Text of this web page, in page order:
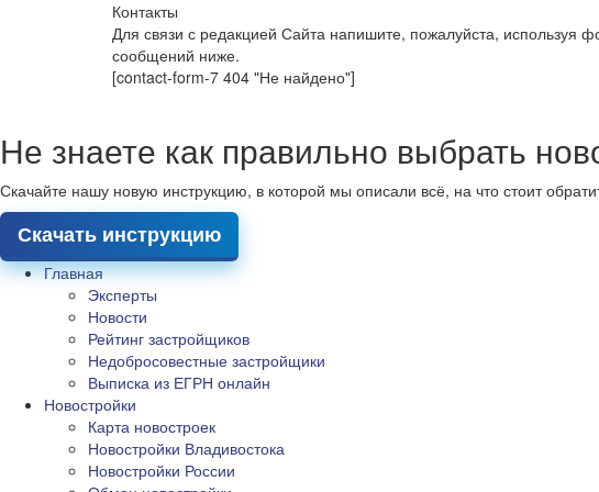
Контакты
Для связи с редакцией Сайта напишите, пожалуйста, используя
сообщений ниже.
[contact-form-7 404 "Не найдено"]
Не знаете как правильно выбрать
Скачайте нашу новую инструкцию, в которой мы описали всё, на что стоит
Скачать инструкцию
Главная
Эксперты
Новости
Рейтинг застройщиков
Недобросовестные застройщики
Выписка из ЕГРН онлайн
Новостройки
Карта новостроек
Новостройки Владивостока
Новостройки России